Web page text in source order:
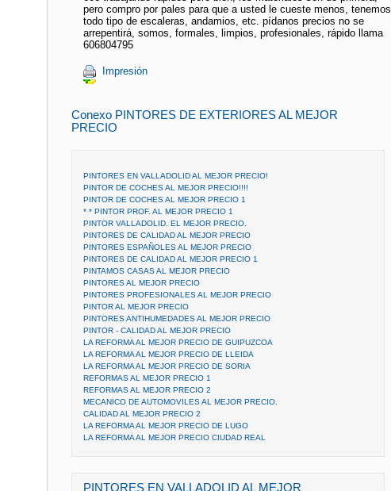
pero compro por pales para que a usted le cueste menos, tenemos
todo tipo de escaleras, andamios, etc. pídanos precios no se
arrepentirá, somos, formales, limpios, profesionales, rápido llama
606804795
Impresión
Conexo PINTORES DE EXTERIORES AL MEJOR
PRECIO
PINTORES EN VALLADOLID AL MEJOR PRECIO!
PINTOR DE COCHES AL MEJOR PRECIO!!!!
PINTOR DE COCHES AL MEJOR PRECIO 1
* * PINTOR PROF. AL MEJOR PRECIO 1
PINTOR VALLADOLID. EL MEJOR PRECIO.
PINTORES DE CALIDAD AL MEJOR PRECIO
PINTORES ESPAÑOLES AL MEJOR PRECIO
PINTORES DE CALIDAD AL MEJOR PRECIO 1
PINTAMOS CASAS AL MEJOR PRECIO
PINTORES AL MEJOR PRECIO
PINTORES PROFESIONALES AL MEJOR PRECIO
PINTOR AL MEJOR PRECIO
PINTORES ANTIHUMEDADES AL MEJOR PRECIO
PINTOR - CALIDAD AL MEJOR PRECIO
LA REFORMA AL MEJOR PRECIO DE GUIPUZCOA
LA REFORMA AL MEJOR PRECIO DE LLEIDA
LA REFORMA AL MEJOR PRECIO DE SORIA
REFORMAS AL MEJOR PRECIO 1
REFORMAS AL MEJOR PRECIO 2
MECANICO DE AUTOMOVILES AL MEJOR PRECIO.
CALIDAD AL MEJOR PRECIO 2
LA REFORMA AL MEJOR PRECIO DE LUGO
LA REFORMA AL MEJOR PRECIO CIUDAD REAL
PINTORES EN VALLADOLID AL MEJOR